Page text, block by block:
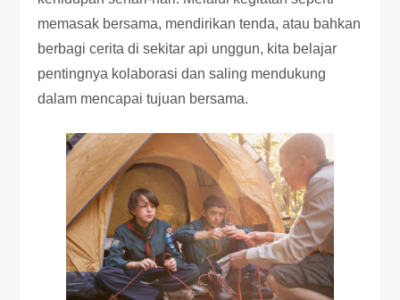
memasak bersama, mendirikan tenda, atau bahkan
berbagi cerita di sekitar api unggun, kita belajar
pentingnya kolaborasi dan saling mendukung
dalam mencapai tujuan bersama.